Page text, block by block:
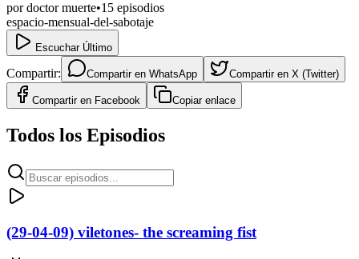
pordoctor muerte•15 episodios
espacio-mensual-del-sabotaje
Escuchar Último
Compartir: Compartir en WhatsApp Compartir en X (Twitter)
Compartir en Facebook Copiar enlace
Todos los Episodios
(29-04-09) viletones- the screaming fist